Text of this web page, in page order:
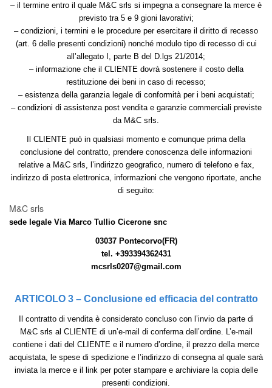
– il termine entro il quale M&C srls si impegna a consegnare la merce è
previsto tra 5 e 9 gioni lavorativi;
– condizioni, i termini e le procedure per esercitare il diritto di recesso
(art. 6 delle presenti condizioni) nonché modulo tipo di recesso di cui
all’allegato I, parte B del D.lgs 21/2014;
– informazione che il CLIENTE dovrà sostenere il costo della
restituzione dei beni in caso di recesso;
– esistenza della garanzia legale di conformità per i beni acquistati;
– condizioni di assistenza post vendita e garanzie commerciali previste
da M&C srls.
Il CLIENTE può in qualsiasi momento e comunque prima della
conclusione del contratto, prendere conoscenza delle informazioni
relative a M&C srls, l’indirizzo geografico, numero di telefono e fax,
indirizzo di posta elettronica, informazioni che vengono riportate, anche
di seguito:
M&C srls
sede legale Via Marco Tullio Cicerone snc
03037 Pontecorvo(FR)
tel. +393394362431
mcsrls0207@gmail.com
ARTICOLO 3 – Conclusione ed efficacia del contratto
Il contratto di vendita è considerato concluso con l’invio da parte di
M&C srls al CLIENTE di un’e-mail di conferma dell’ordine. L’e-mail
contiene i dati del CLIENTE e il numero d’ordine, il prezzo della merce
acquistata, le spese di spedizione e l’indirizzo di consegna al quale sarà
inviata la merce e il link per poter stampare e archiviare la copia delle
presenti condizioni.